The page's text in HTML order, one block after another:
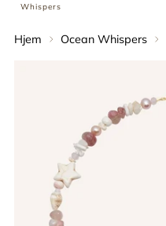
Whispers
Hjem Ocean Whispers